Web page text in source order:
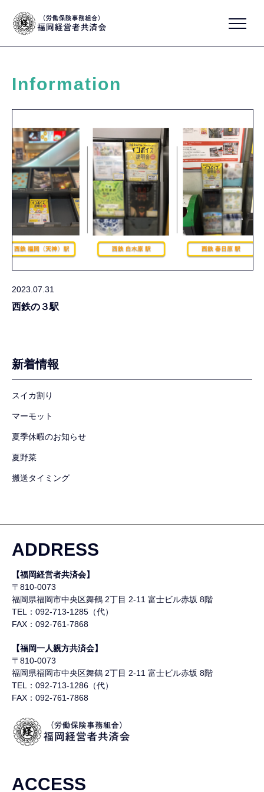
Information
2023.07.31
西鉄の３駅
新着情報
スイカ割り
マーモット
夏季休暇のお知らせ
夏野菜
搬送タイミング
ADDRESS
【福岡経営者共済会】
〒810-0073
福岡県福岡市中央区舞鶴 2丁目 2-11 富士ビル赤坂 8階
TEL：092-713-1285（代）
FAX：092-761-7868
【福岡一人親方共済会】
〒810-0073
福岡県福岡市中央区舞鶴 2丁目 2-11 富士ビル赤坂 8階
TEL：092-713-1286（代）
FAX：092-761-7868
ACCESS